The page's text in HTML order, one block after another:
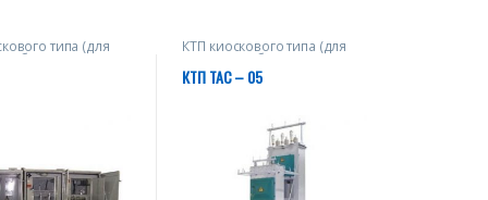
типа (для
объектов)
КТП киоскового типа (для
электроснабжения
промышленных объектов)
КТП ТАС – 05